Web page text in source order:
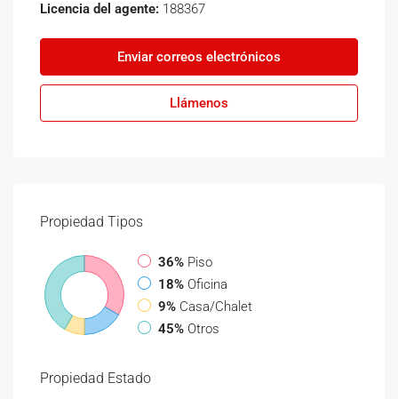
Licencia del agente: 188367
Enviar correos electrónicos
Llámenos
Propiedad Tipos
36% Piso
18% Oficina
9% Casa/Chalet
45% Otros
Propiedad Estado